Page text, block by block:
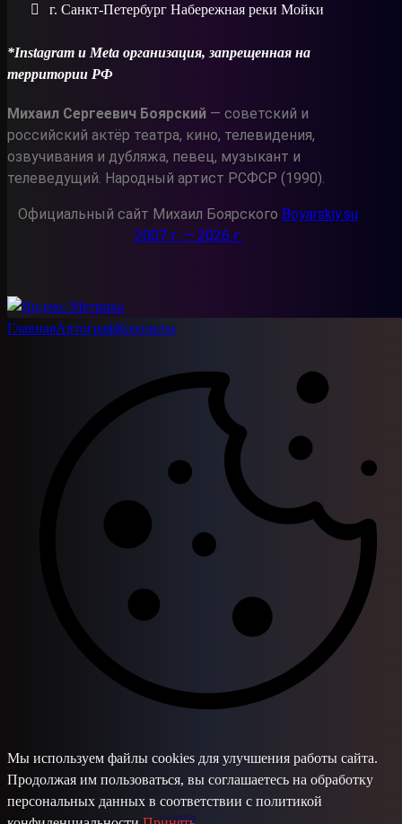
г. Санкт-Петербург Набережная реки Мойки
*Instagram и Meta организация, запрещенная на
территории РФ
Михаил Сергеевич Боярский — советский и
российский актёр театра, кино, телевидения,
озвучивания и дубляжа, певец, музыкант и
телеведущий. Народный артист РСФСР (1990).
Официальный сайт Михаил Боярского Boyarskiy.su
2007 г. — 2026 г.
ГлавнаяАвтографКонтакты
Мы используем файлы cookies для улучшения работы сайта.
Продолжая им пользоваться, вы соглашаетесь на обработку
персональных данных в соответствии с политикой